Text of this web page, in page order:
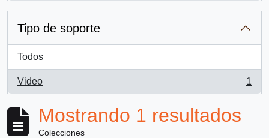
Tipo de soporte
Todos
Video
, 1 resultados
1
Mostrando 1 resultados
Colecciones